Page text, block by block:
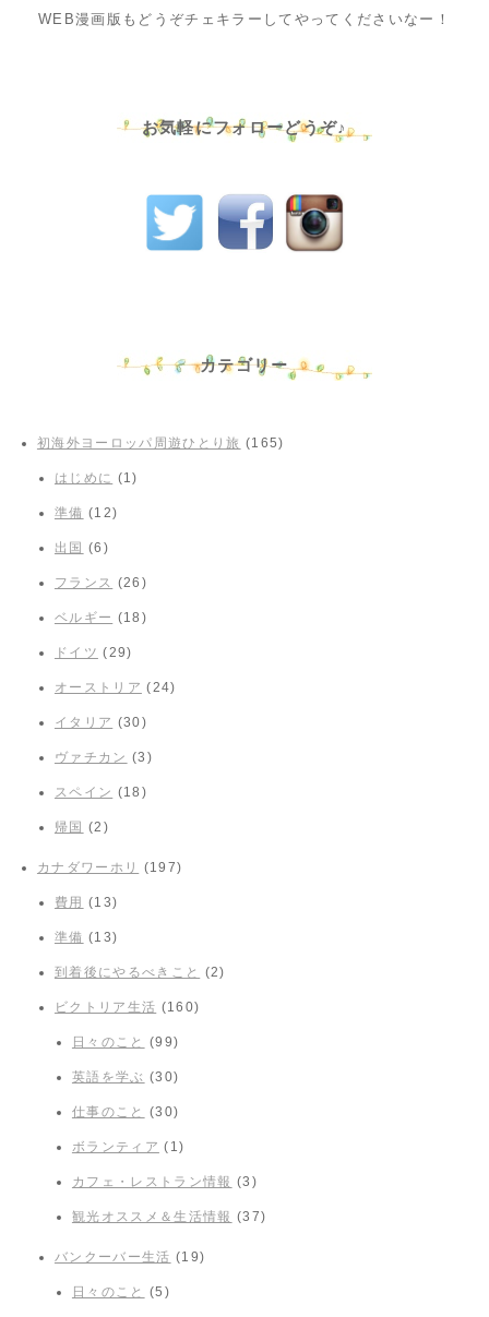
WEB漫画版もどうぞチェキラーしてやってくださいなー！
お気軽にフォローどうぞ♪
カテゴリー
初海外ヨーロッパ周遊ひとり旅 (165)
はじめに (1)
準備 (12)
出国 (6)
フランス (26)
ベルギー (18)
ドイツ (29)
オーストリア (24)
イタリア (30)
ヴァチカン (3)
スペイン (18)
帰国 (2)
カナダワーホリ (197)
費用 (13)
準備 (13)
到着後にやるべきこと (2)
ビクトリア生活 (160)
日々のこと (99)
英語を学ぶ (30)
仕事のこと (30)
ボランティア (1)
カフェ・レストラン情報 (3)
観光オススメ＆生活情報 (37)
バンクーバー生活 (19)
日々のこと (5)